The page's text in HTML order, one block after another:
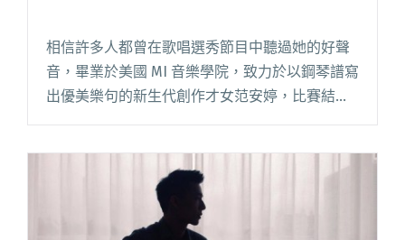
相信許多人都曾在歌唱選秀節目中聽過她的好聲
音，畢業於美國 MI 音樂學院，致力於以鋼琴譜寫
出優美樂句的新生代創作才女范安婷，比賽結束
House 巡迴演出閱讀全文 "范安婷新歌二連發 還
與黃奕儒甜蜜對唱"